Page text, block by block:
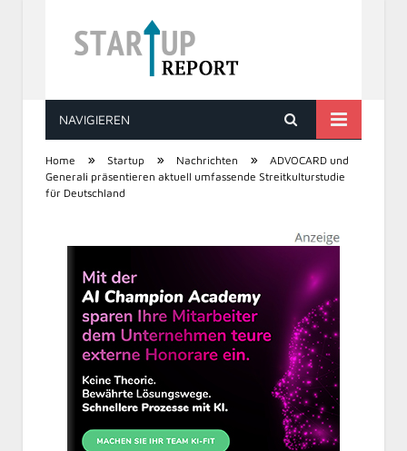
STARTUP REPORT
NAVIGIEREN
Home » Startup » Nachrichten »
ADVOCARD und
Generali präsentieren aktuell umfassende Streitkulturstudie
für Deutschland